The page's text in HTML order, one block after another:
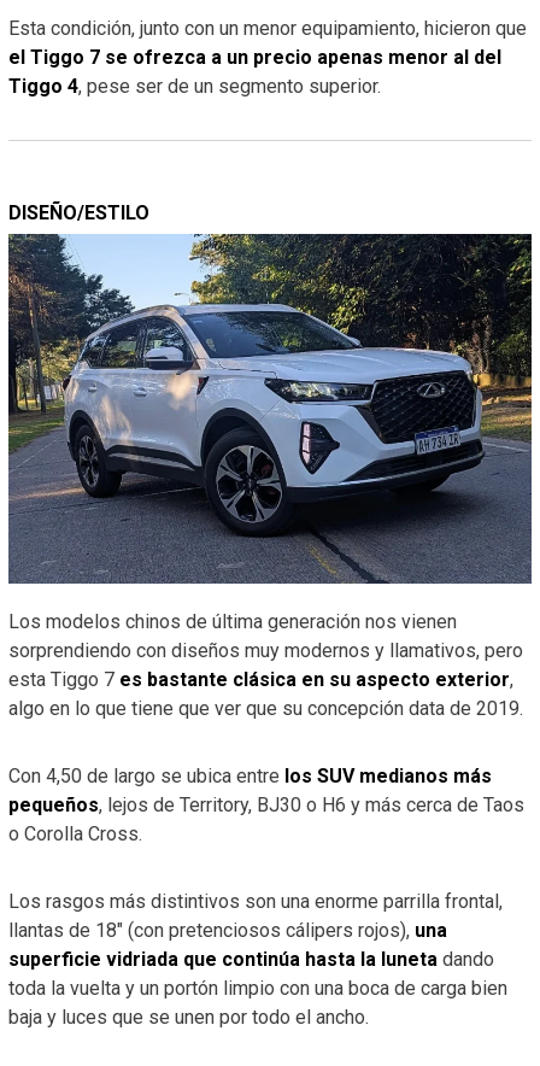
Esta condición, junto con un menor equipamiento, hicieron que
el Tiggo 7 se ofrezca a un precio apenas menor al del
Tiggo 4, pese ser de un segmento superior.
DISEÑO/ESTILO
Los modelos chinos de última generación nos vienen
sorprendiendo con diseños muy modernos y llamativos, pero
esta Tiggo 7 es bastante clásica en su aspecto exterior,
algo en lo que tiene que ver que su concepción data de 2019.
Con 4,50 de largo se ubica entre los SUV medianos más
pequeños, lejos de Territory, BJ30 o H6 y más cerca de Taos
o Corolla Cross.
Los rasgos más distintivos son una enorme parrilla frontal,
llantas de 18″ (con pretenciosos cálipers rojos), una
superficie vidriada que continúa hasta la luneta dando
toda la vuelta y un portón limpio con una boca de carga bien
baja y luces que se unen por todo el ancho.